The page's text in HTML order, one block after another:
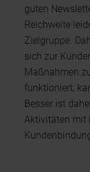
guten
Reichweite
Zielgruppe.
sich zur
Maßnahmen
funktioniert,
Besser ist
Aktivitäten mit